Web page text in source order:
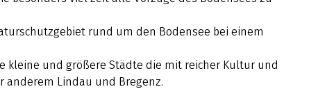
rund um den Bodensee bei einem
kleine und größere Städte die mit reicher Kultur und
anderem Lindau und Bregenz.